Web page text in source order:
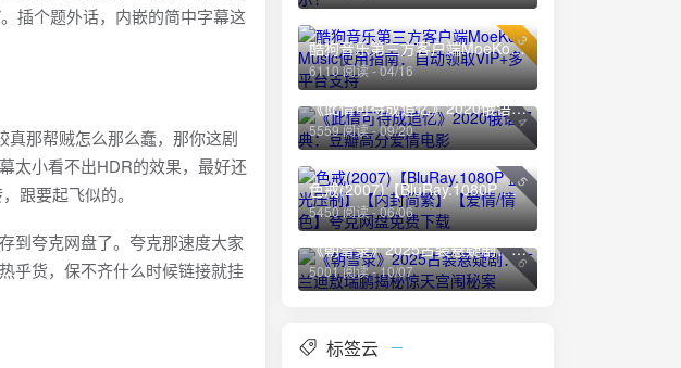
插个题外话，内嵌的简中字幕这
真那帮贼怎么那么蠢，那你这剧
太小看不出HDR的效果，最好还
跟要起飞似的。
到夸克网盘了。夸克那速度大家
乎货，保不齐什么时候链接就挂
3
酷狗音乐第三方客户端MoeKoe Music使用指南：自动领取VIP+多平台支持
6110 阅读 - 04/16
4
《此情可待成追忆》2020俄语经典：豆瓣高分爱情电影
5559 阅读 - 09/20
5
色戒(2007)【BluRay.1080P 蓝光压制】【内封简繁】【爱情/情色】夸克网盘免费下载
5450 阅读 - 06/06
6
《朝雪录》2025古装悬疑剧：李兰迪敖瑞鹏揭秘惊天宫闱秘案
5001 阅读 - 10/07
标签云